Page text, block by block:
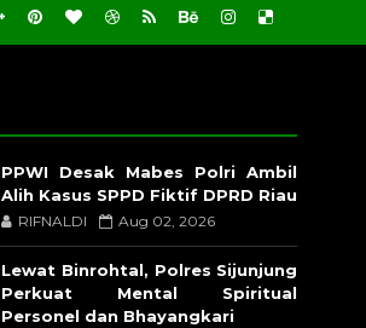
PPWI Desak Mabes Polri Ambil
Alih Kasus SPPD Fiktif DPRD Riau
RIFNALDI Aug 02, 2026
Lewat Binrohtal, Polres Sijunjung
Perkuat Mental Spiritual
Personel dan Bhayangkari